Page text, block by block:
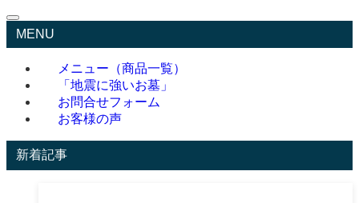
MENU
メニュー（商品一覧）
「地震に強いお墓」
お問合せフォーム
お客様の声
新着記事